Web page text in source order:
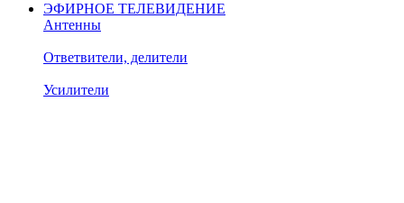
ЭФИРНОЕ ТЕЛЕВИДЕНИЕ
Антенны
Ответвители, делители
Усилители